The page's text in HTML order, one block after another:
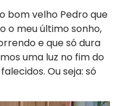
bom velho Pedro que
o meu último sonho,
e que só dura
uma luz no fim do
Ou seja: só